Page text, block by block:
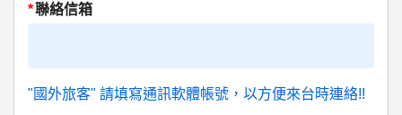
*聯絡信箱
"國外旅客" 請填寫通訊軟體帳號，以方便來台時連絡!!